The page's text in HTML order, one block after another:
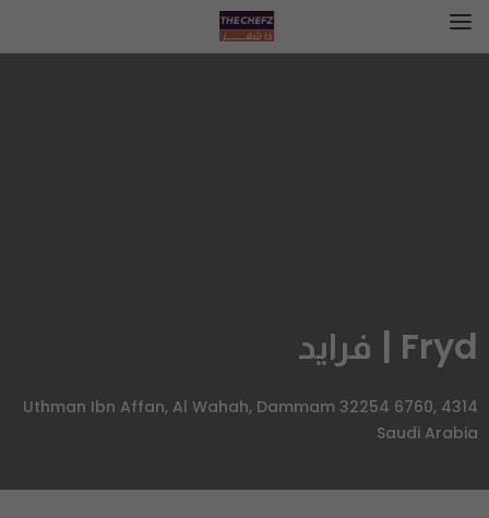
Fryd | فرايد
4314 Uthman Ibn Affan, Al Wahah, Dammam 32254 6760,
Saudi Arabia